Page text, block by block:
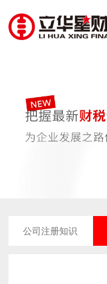
公司注册知识